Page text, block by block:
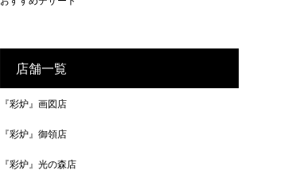
店舗一覧
『彩炉』画図店
『彩炉』御領店
『彩炉』光の森店